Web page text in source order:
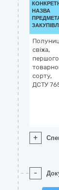
НАЗВА
свіжа,
першого
сорту,
ДСТУ
+
-